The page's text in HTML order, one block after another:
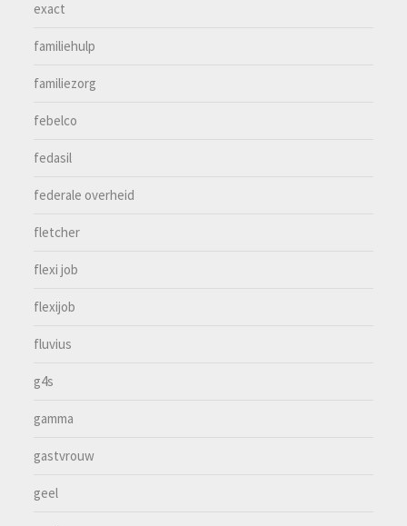
exact
familiehulp
familiezorg
febelco
fedasil
federale overheid
fletcher
flexi job
flexijob
fluvius
g4s
gamma
gastvrouw
geel